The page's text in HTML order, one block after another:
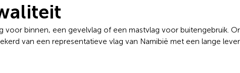
voor binnen, een gevelvlag of een mastvlag voor buitengebruik.
van een representatieve vlag van Namibië met een lange